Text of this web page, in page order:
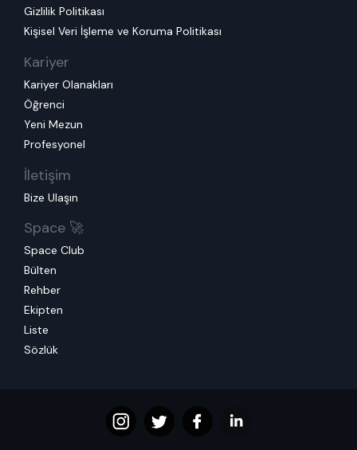
Gizlilik Politikası
Kişisel Veri İşleme ve Koruma Politikası
Kariyer
Kariyer Olanakları
Öğrenci
Yeni Mezun
Profesyonel
İletişim
Bize Ulaşın
Space 🚀
Space Club
Bülten
Rehber
Ekipten
Liste
Sözlük